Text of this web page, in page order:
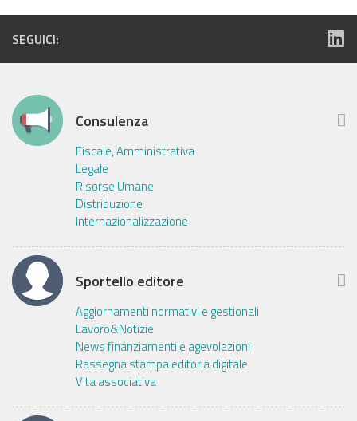
SEGUICI:
Consulenza
Fiscale, Amministrativa
Legale
Risorse Umane
Distribuzione
Internazionalizzazione
Sportello editore
Aggiornamenti normativi e gestionali
Lavoro&Notizie
News finanziamenti e agevolazioni
Rassegna stampa editoria digitale
Vita associativa